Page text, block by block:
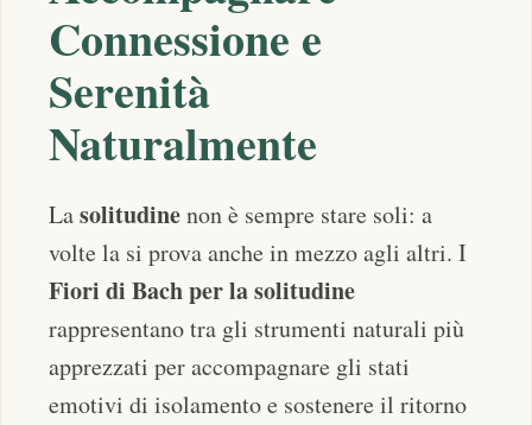
Connessione e
Serenità
Naturalmente
Lasolitudinenon è sempre stare soli: a
volte la si prova anche in mezzo agli altri. I
Fiori di Bach per la solitudine
rappresentano tra gli strumenti naturali più
apprezzati per accompagnare gli stati
emotivi di isolamento e sostenere il ritorno